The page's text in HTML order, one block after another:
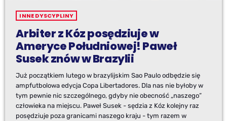
INNE DYSCYPLINY
Arbiter z Kóz posędziuje w
Ameryce Południowej! Paweł
Susek znów w Brazylii
Już początkiem lutego w brazylijskim Sao Paulo odbędzie się
ampfutbolowa edycja Copa Libertadores. Dla nas nie byłoby w
tym pewnie nic szczególnego, gdyby nie obecność „naszego”
człowieka na miejscu. Paweł Susek - sędzia z Kóz kolejny raz
posędziuje poza granicami naszego kraju - tym razem w